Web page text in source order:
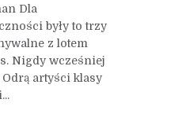
Dla
były to trzy
z lotem
Nigdy wcześniej
artyści klasy